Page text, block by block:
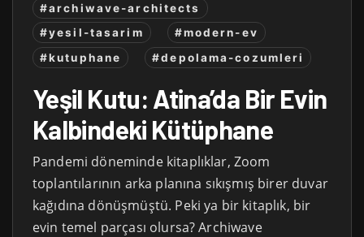
#archiwave-architects
#yesil-tasarim
#modern-ev
#kutuphane
#depolama-cozumleri
Yeşil Kutu: Atina’da Bir Evin
Kalbindeki Kütüphane
Pandemi döneminde kitaplıklar, Zoom
toplantılarının arka planına sıkışmış birer duvar
kağıdına dönüşmüştü. Peki ya bir kitaplık, bir
evin temel parçası olursa? Archiwave